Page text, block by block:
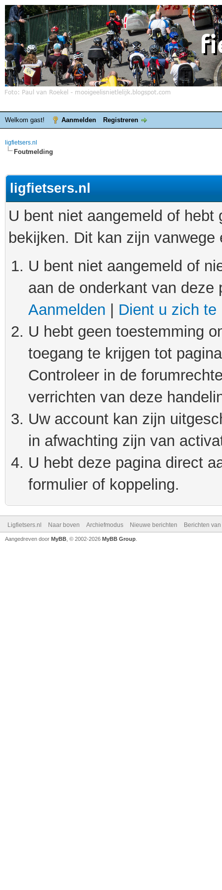
Welkom gast! Aanmelden Registreren
ligfietsers.nl
Foutmelding
ligfietsers.nl
U bent niet aangemeld of
bekijken. Dit kan zijn
U bent niet aangemeld of
aan de onderkant van
Aanmelden
Dient u zich te
U hebt geen toestemming
toegang te krijgen tot
Controleer in de
verrichten van deze
Uw account kan zijn
in afwachting zijn van
U hebt deze pagina direct
formulier of koppeling.
Ligfietsers.nl Naar boven Archiefmodus Nieuwe berichten Berichten
Aangedreven door MyBB , © 2002-2026 MyBB Group